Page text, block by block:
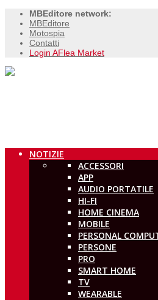
MBEditore network:
MBEditore
Motospia
Contatti
Login AFlea Market
NOTIZIE
ACCESSORI
APP
AUDIO PORTATILE
HI-FI
HOME CINEMA
MOBILE
PERSONAL
PERSONE
PRO
SMART HOME
TV
WEARABLE